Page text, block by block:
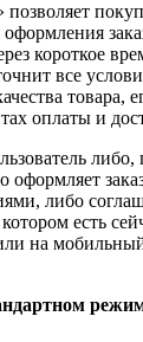
короткое
все
товара,
оплаты и
либо,
оформляет
либо
есть
на